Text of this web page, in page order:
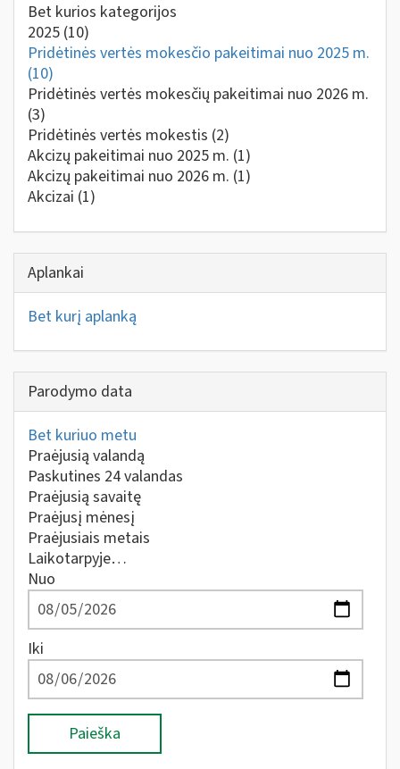
Bet kurios kategorijos
2025 (10)
Pridėtinės vertės mokesčio pakeitimai nuo 2025 m.
(10)
Pridėtinės vertės mokesčių pakeitimai nuo 2026 m.
(3)
Pridėtinės vertės mokestis (2)
Akcizų pakeitimai nuo 2025 m. (1)
Akcizų pakeitimai nuo 2026 m. (1)
Akcizai (1)
Aplankai
Bet kurį aplanką
Parodymo data
Bet kuriuo metu
Praėjusią valandą
Paskutines 24 valandas
Praėjusią savaitę
Praėjusį mėnesį
Praėjusiais metais
Laikotarpyje…
Nuo
Iki
Paieška